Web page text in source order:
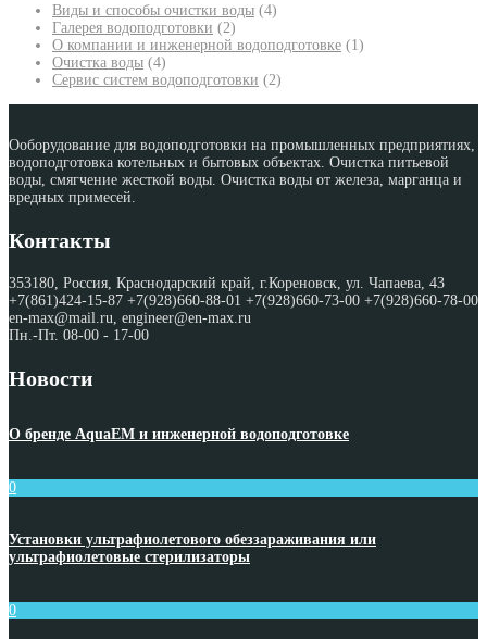
Виды и способы очистки воды (4)
Галерея водоподготовки (2)
О компании и инженерной водоподготовке (1)
Очистка воды (4)
Сервис систем водоподготовки (2)
Ооборудование для водоподготовки на промышленных предприятиях,
водоподготовка котельных и бытовых объектах. Очистка питьевой
воды, смягчение жесткой воды. Очистка воды от железа, марганца и
вредных примесей.
Контакты
353180, Россия, Краснодарский край, г.Кореновск, ул. Чапаева, 43
+7(861)424-15-87 +7(928)660-88-01 +7(928)660-73-00 +7(928)660-78-00
en-max@mail.ru, engineer@en-max.ru
Пн.-Пт. 08-00 - 17-00
Новости
О бренде AquaEM и инженерной водоподготовке
0
Установки ультрафиолетового обеззараживания или
ультрафиолетовые стерилизаторы
0